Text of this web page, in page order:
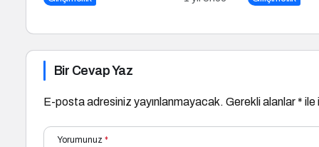
Bir Cevap Yaz
E-posta adresiniz yayınlanmayacak. Gerekli alanlar* ile
Yorumunuz *